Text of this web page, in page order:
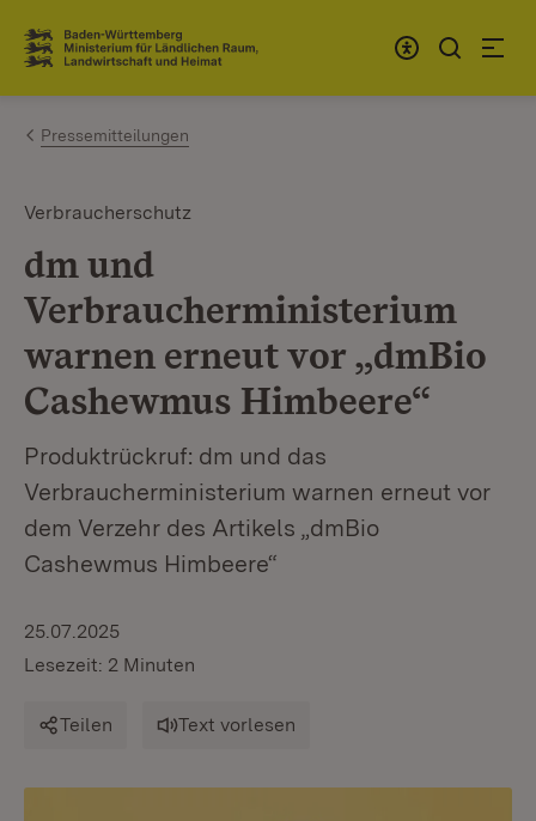
Zum Inhalt springen
Link zur Startseite
Pressemitteilungen
Verbraucherschutz
dm und
Verbraucherministerium
warnen erneut vor „dmBio
Cashewmus Himbeere“
Produktrückruf: dm und das
Verbraucherministerium warnen erneut vor
dem Verzehr des Artikels „dmBio
Cashewmus Himbeere“
25.07.2025
Lesezeit: 2 Minuten
Teilen Text vorlesen